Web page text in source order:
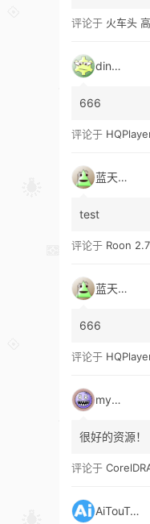
评论于 火车头 高铁采
ding1
666
评论于 HQPlayer Desktop
蓝天真蓝
test
评论于 Roon 2.70 Build 1671(
蓝天真蓝
666
评论于 HQPlayer Desktop
mypw
很好的资源！
评论于 CorelDRAW
AiTouTou